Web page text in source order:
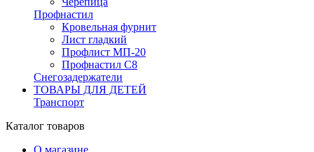
Профнастил
Кровельная фурнит
Лист гладкий
Профлист МП-20
Профнастил С8
Снегозадержатели
ТОВАРЫ ДЛЯ ДЕТЕЙ
Транспорт
Каталог товаров
О магазине